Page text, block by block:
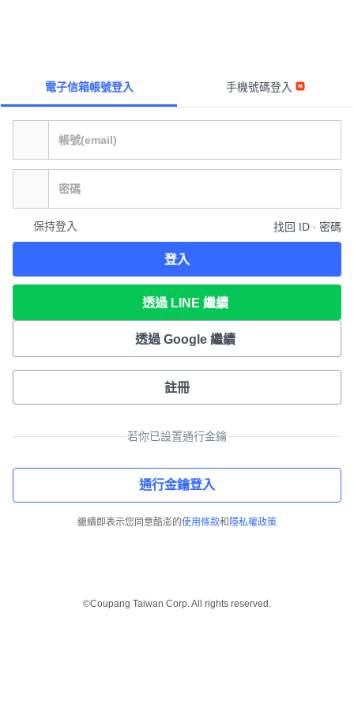
電子信箱帳號登入 手機號碼登入
保持登入 找回 ID ∙ 密碼
登入
透過 LINE 繼續
透過 Google 繼續
註冊
若你已設置通行金鑰
通行金鑰登入
繼續即表示您同意酷澎的使用條款和 隱私權政策
©Coupang Taiwan Corp. All rights reserved.